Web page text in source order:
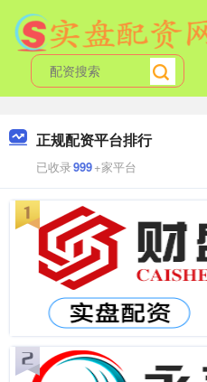
正规配资平台排行
已收录999+家平台